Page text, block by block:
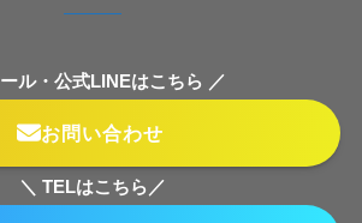
ル・公式LINEはこちら ／
お問い合わせ
＼ TELはこちら／